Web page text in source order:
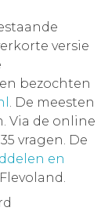
versie
bezochten
. De meesten
Via de online
vragen. De
en